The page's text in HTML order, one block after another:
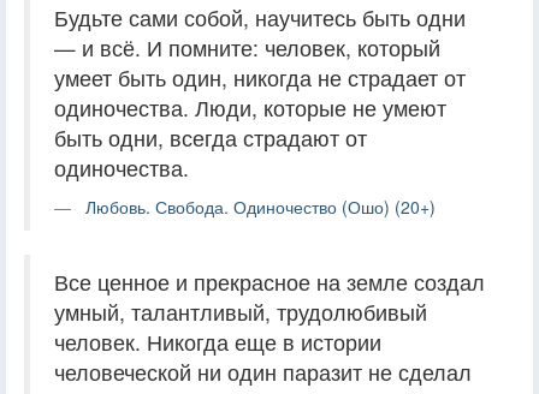
Будьте сами собой, научитесь быть одни
— и всё. И помните: человек, который
умеет быть один, никогда не страдает от
одиночества. Люди, которые не умеют
быть одни, всегда страдают от
одиночества.
Любовь. Свобода. Одиночество (Ошо) (20+)
Все ценное и прекрасное на земле создал
умный, талантливый, трудолюбивый
человек. Никогда еще в истории
человеческой ни один паразит не сделал